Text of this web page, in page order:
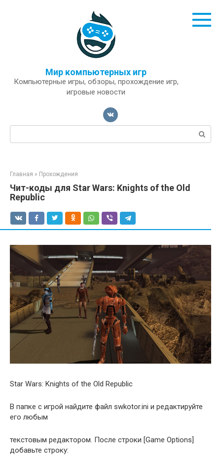
Мир компьютерных игр
Компьютерные игры, обзоры, прохождение игр,
игровые новости
Поиск:
Главная » Прохождения
Чит-коды для Star Wars: Knights of the Old
Republic
Star Wars: Knights of the Old Republic
В папке с игрой найдите файл swkotor.ini и редактируйте
его любым
текстовым редактором. После строки [Game Options]
добавьте строку: